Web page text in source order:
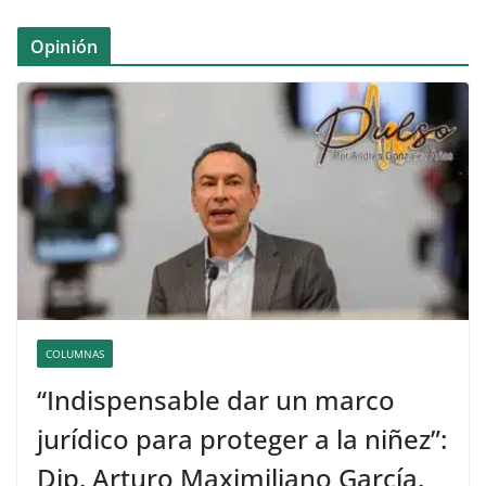
Opinión
COLUMNAS
“Indispensable dar un marco
jurídico para proteger a la niñez”:
Dip. Arturo Maximiliano García.